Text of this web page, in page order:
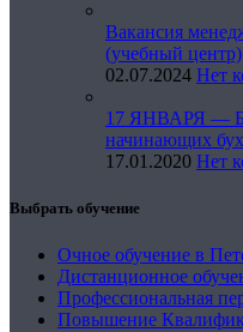
Вакансия
(учебный центр)
02.07.2024 Нет
17 ЯНВАРЯ —
начинающих
17.01.2020 Нет
Выбрать обучение
Очное обучение в
Дистанционное
Профессиональная
Повышение